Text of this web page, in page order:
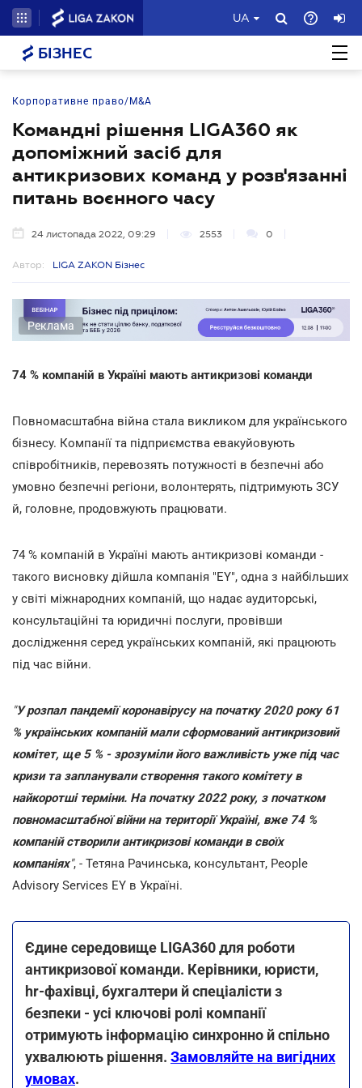
UA
БІЗНЕС
Корпоративне право/M&A
Командні рішення LIGA360 як
допоміжний засіб для
антикризових команд у розв'язанні
питань воєнного часу
24 листопада 2022, 09:29 2553 0
Автор: LIGA ZAKON Бізнес
Реклама
74 % компаній в Україні мають антикризові команди
Повномасштабна війна стала викликом для українського
бізнесу. Компанії та підприємства евакуйовують
співробітників, перевозять потужності в безпечні або
умовно безпечні регіони, волонтерять, підтримують ЗСУ
й, головне, продовжують працювати.
74 % компаній в Україні мають антикризові команди -
такого висновку дійшла компанія "EY", одна з найбільших
у світі міжнародних компаній, що надає аудиторські,
консультаційні та юридичні послуги, провівши
дослідження серед українських компаній, які працюють
під час війни.
"У розпал пандемії коронавірусу на початку 2020 року 61
% українських компаній мали сформований антикризовий
комітет, ще 5 % - зрозуміли його важливість уже під час
кризи та запланували створення такого комітету в
найкоротші терміни. На початку 2022 року, з початком
повномасштабної війни на території Україні, вже 74 %
компаній створили антикризові команди в своїх
компаніях", - Тетяна Рачинська, консультант, People
Advisory Services EY в Україні.
Єдине середовище LIGA360 для роботи
антикризової команди. Керівники, юристи,
hr-фахівці, бухгалтери й спеціалісти з
безпеки - усі ключові ролі компанії
отримують інформацію синхронно й спільно
ухвалюють рішення. Замовляйте на вигідних
умовах.